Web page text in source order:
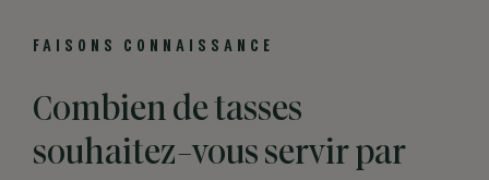
FAISONS CONNAISSANCE
Combien de tasses
souhaitez-vous servir par